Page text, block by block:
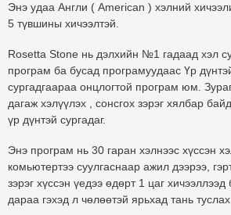
Энэ удаа Англи ( American ) хэлний
5 түвшины хичээлтэй.
Rosetta Stone нь дэлхийн №1 гадаад хэл
програм ба бусад програмуудаас Үр
сургадгаараа онцлогтой програм юм.
дагаж хэлүүлэх , сонсгох зэрэг хялбар
үр дүнтэй сургадаг.
Энэ програм нь 30 гаран хэлнээс хүссэн
комьютертээ суулгаснаар ажил дээрээ,
зэрэг хүссэн үедээ өдөрт 1 цаг
дараа гэхэд л чөлөөтэй ярьхад тань